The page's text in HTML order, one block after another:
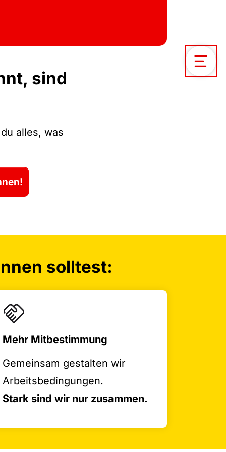
sind
alles, was
solltest:
Mehr Mitbestimmung
Gemeinsam gestalten wir
Arbeitsbedingungen.
Stark sind wir nur zusammen.